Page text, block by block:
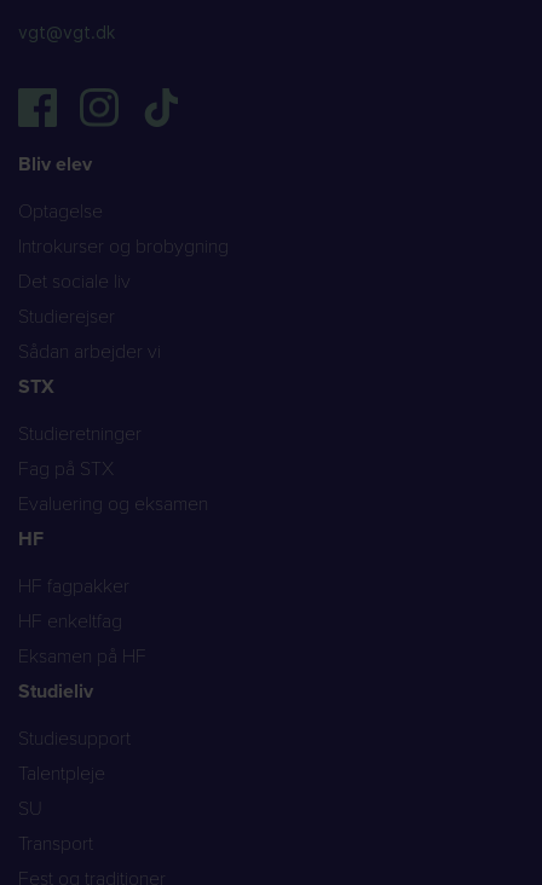
vgt@vgt.dk
Bliv elev
Optagelse
Introkurser og brobygning
Det sociale liv
Studierejser
Sådan arbejder vi
STX
Studieretninger
Fag på STX
Evaluering og eksamen
HF
HF fagpakker
HF enkeltfag
Eksamen på HF
Studieliv
Studiesupport
Talentpleje
SU
Transport
Fest og traditioner